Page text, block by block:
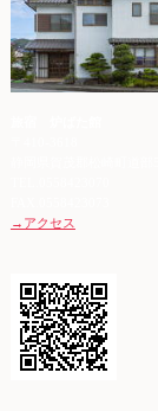
→アクセス